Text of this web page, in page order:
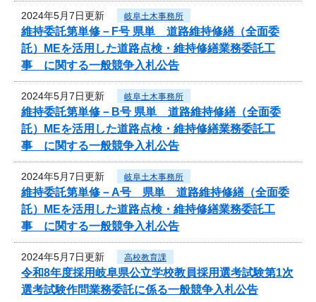
2024年5月7日更新 岐阜土木事務所
維持委託第単修－F号 県単 道路維持修繕（全面委
託）MEを活用した道路点検・維持修繕業務委託工
事 に関する一般競争入札公告
2024年5月7日更新 岐阜土木事務所
維持委託第単修－B号 県単 道路維持修繕（全面委
託）MEを活用した道路点検・維持修繕業務委託工
事 に関する一般競争入札公告
2024年5月7日更新 岐阜土木事務所
維持委託第単修－A号 県単 道路維持修繕（全面委
託）MEを活用した道路点検・維持修繕業務委託工
事 に関する一般競争入札公告
2024年5月7日更新 高校教育課
令和8年度採用岐阜県公立学校教員採用選考試験第1次
選考試験作問業務委託に係る一般競争入札公告